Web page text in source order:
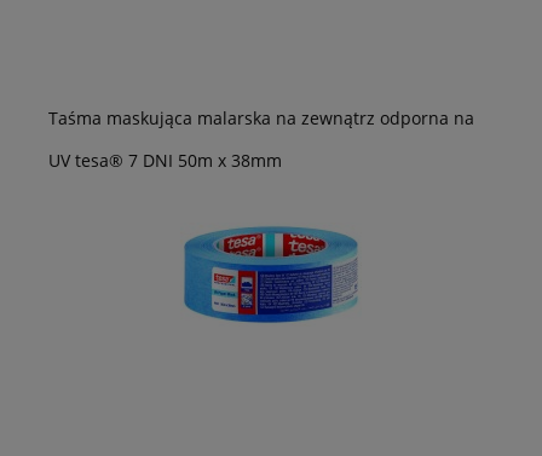
Taśma maskująca malarska na zewnątrz odporna na
UV tesa® 7 DNI 50m x 38mm